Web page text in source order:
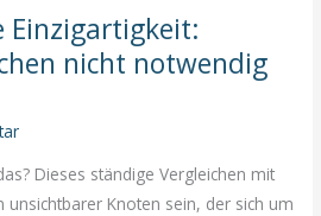
Einzigartigkeit:
nicht notwendig
Dieses ständige Vergleichen mit
unsichtbarer Knoten sein, der sich um